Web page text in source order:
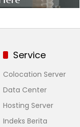
Service
Colocation Server
Data Center
Hosting Server
Indeks Berita